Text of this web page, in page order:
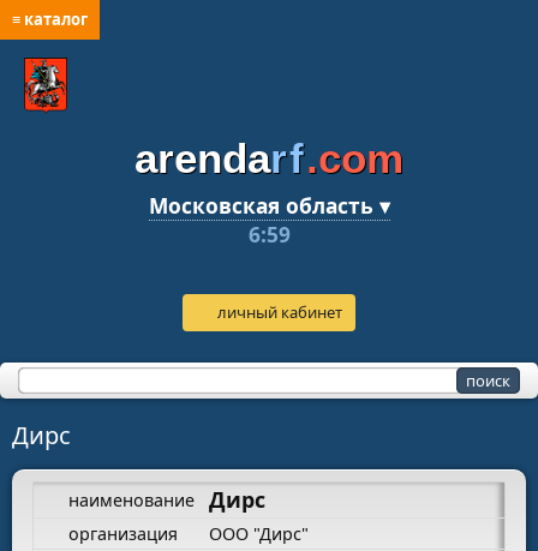
≡ каталог
arendarf.com
Московская область ▾
6:59
личный кабинет
Дирс
наименование Дирс
организация
ООО "Дирс"